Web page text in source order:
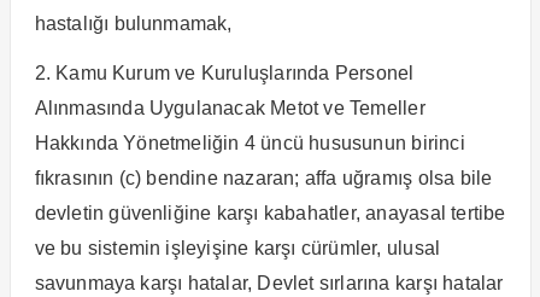
hastalığı bulunmamak,
2. Kamu Kurum ve Kuruluşlarında Personel
Alınmasında Uygulanacak Metot ve Temeller
Hakkında Yönetmeliğin 4 üncü hususunun birinci
fıkrasının (c) bendine nazaran; affa uğramış olsa bile
devletin güvenliğine karşı kabahatler, anayasal tertibe
ve bu sistemin işleyişine karşı cürümler, ulusal
savunmaya karşı hatalar, Devlet sırlarına karşı hatalar